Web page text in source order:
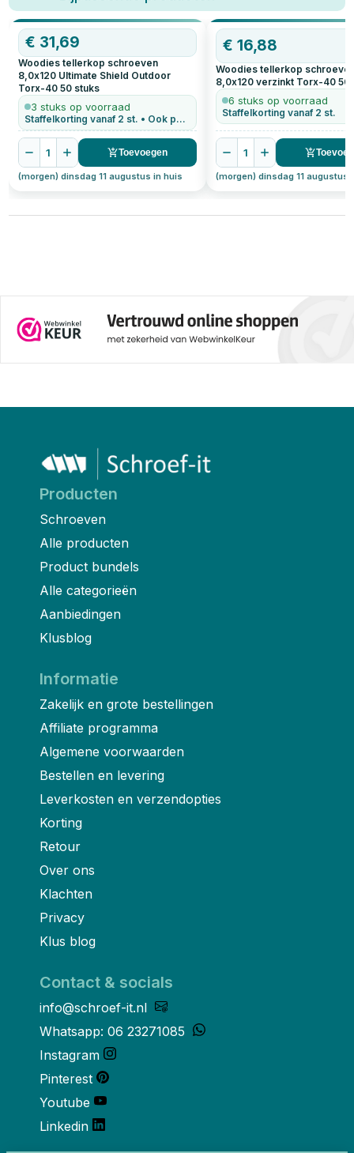
€ 31,69
Woodies tellerkop schroeven
8,0x120 Ultimate Shield Outdoor
Torx-4050 stuks
3 stuks op voorraad
Staffelkorting vanaf 2 st. • Ook per stuk te bestellen
1 Toevoegen
(morgen) dinsdag 11 augustus in huis
€16,88
Woodies tellerkop
8,0x120 verzinkt Torx-4050
6 stuks op voorraad
Staffelkorting vanaf 2 st.
1
(morgen) dinsdag 11 augustus
Producten
Schroeven
Alle producten
Product bundels
Alle categorieën
Aanbiedingen
Klusblog
Informatie
Zakelijk en grote bestellingen
Affiliate programma
Algemene voorwaarden
Bestellen en levering
Leverkosten en verzendopties
Korting
Retour
Over ons
Klachten
Privacy
Klus blog
Contact & socials
info@schroef-it.nl
Whatsapp: 06 23271085
Instagram
Pinterest
Youtube
Linkedin